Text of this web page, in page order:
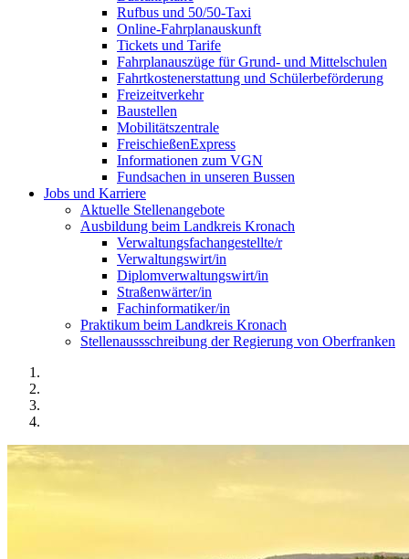
Rufbus und 50/50-Taxi
Online-Fahrplanauskunft
Tickets und Tarife
Fahrplanauszüge für Grund- und Mittelschulen
Fahrtkostenerstattung und Schülerbeförderung
Freizeitverkehr
Baustellen
Mobilitätszentrale
FreischießenExpress
Informationen zum VGN
Fundsachen in unseren Bussen
Jobs und Karriere
Aktuelle Stellenangebote
Ausbildung beim Landkreis Kronach
Verwaltungsfachangestellte/r
Verwaltungswirt/in
Diplomverwaltungswirt/in
Straßenwärter/in
Fachinformatiker/in
Praktikum beim Landkreis Kronach
Stellenaussschreibung der Regierung von Oberfranken